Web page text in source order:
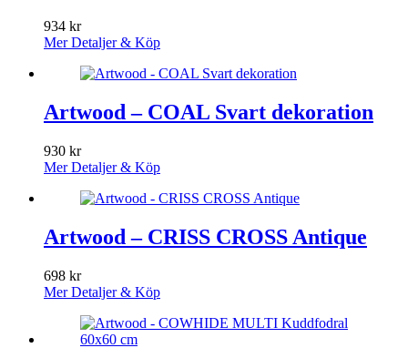
934 kr
Mer Detaljer & Köp
Artwood – COAL Svart dekoration
930 kr
Mer Detaljer & Köp
Artwood – CRISS CROSS Antique
698 kr
Mer Detaljer & Köp